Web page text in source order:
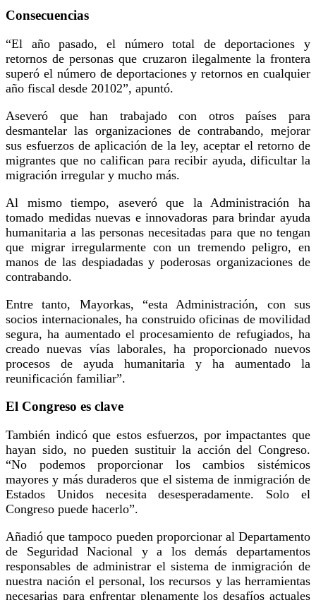
Consecuencias
“El año pasado, el número total de deportaciones y
retornos de personas que cruzaron ilegalmente la frontera
superó el número de deportaciones y retornos en cualquier
año fiscal desde 20102”, apuntó.
Aseveró que han trabajado con otros países para
desmantelar las organizaciones de contrabando, mejorar
sus esfuerzos de aplicación de la ley, aceptar el retorno de
migrantes que no califican para recibir ayuda, dificultar la
migración irregular y mucho más.
Al mismo tiempo, aseveró que la Administración ha
tomado medidas nuevas e innovadoras para brindar ayuda
humanitaria a las personas necesitadas para que no tengan
que migrar irregularmente con un tremendo peligro, en
manos de las despiadadas y poderosas organizaciones de
contrabando.
Entre tanto, Mayorkas, “esta Administración, con sus
socios internacionales, ha construido oficinas de movilidad
segura, ha aumentado el procesamiento de refugiados, ha
creado nuevas vías laborales, ha proporcionado nuevos
procesos de ayuda humanitaria y ha aumentado la
reunificación familiar”.
El Congreso es clave
También indicó que estos esfuerzos, por impactantes que
hayan sido, no pueden sustituir la acción del Congreso.
“No podemos proporcionar los cambios sistémicos
mayores y más duraderos que el sistema de inmigración de
Estados Unidos necesita desesperadamente. Solo el
Congreso puede hacerlo”.
Añadió que tampoco pueden proporcionar al Departamento
de Seguridad Nacional y a los demás departamentos
responsables de administrar el sistema de inmigración de
nuestra nación el personal, los recursos y las herramientas
necesarias para enfrentar plenamente los desafíos actuales